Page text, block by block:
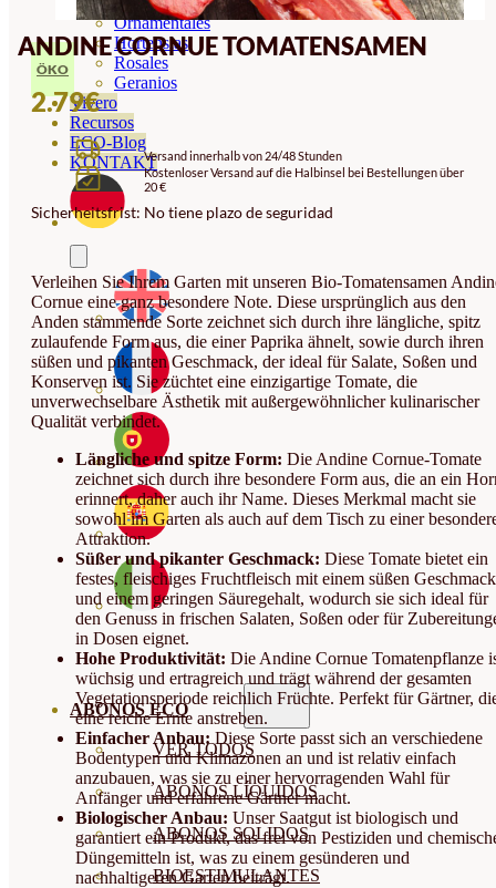
Ornamentales
Hortensias
Rosales
Geranios
Vivero
Recursos
ECO-Blog
KONTAKT
ABONOS ECO
VER TODOS
ABONOS LÍQUIDOS
ABONOS SOLIDOS
BIOESTIMULANTES
ANDINE CORNUE TOMATENSAMEN
ÖKO
2.79€
Versand innerhalb von 24/48 Stunden
Kostenloser Versand auf die Halbinsel bei Bestellungen über
20 €
Sicherheitsfrist: No tiene plazo de seguridad
Verleihen Sie Ihrem Garten mit unseren Bio-Tomatensamen
Cornue eine ganz besondere Note. Diese ursprünglich aus den
Anden stammende Sorte zeichnet sich durch ihre längliche, spitz
zulaufende Form aus, die einer Paprika ähnelt, sowie durch ihren
süßen und pikanten Geschmack, der ideal für Salate, Soßen und
Konserven ist. Sie züchtet eine einzigartige Tomate, die
unverwechselbare Ästhetik mit außergewöhnlicher kulinarischer
Qualität verbindet.
Längliche und spitze Form: Die Andine Cornue-Tomate
zeichnet sich durch ihre besondere Form aus, die an ein
erinnert, daher auch ihr Name. Dieses Merkmal macht sie
sowohl im Garten als auch auf dem Tisch zu einer
Attraktion.
Süßer und pikanter Geschmack: Diese Tomate bietet ein
festes, fleischiges Fruchtfleisch mit einem süßen Geschmack
und einem geringen Säuregehalt, wodurch sie sich ideal für
den Genuss in frischen Salaten, Soßen oder für
in Dosen eignet.
Hohe Produktivität: Die Andine Cornue Tomatenpflanze
wüchsig und ertragreich und trägt während der gesamten
Vegetationsperiode reichlich Früchte. Perfekt für Gärtner,
eine reiche Ernte anstreben.
Einfacher Anbau: Diese Sorte passt sich an verschiedene
Bodentypen und Klimazonen an und ist relativ einfach
anzubauen, was sie zu einer hervorragenden Wahl für
Anfänger und erfahrene Gärtner macht.
Biologischer Anbau: Unser Saatgut ist biologisch und
garantiert ein Produkt, das frei von Pestiziden und
Düngemitteln ist, was zu einem gesünderen und
nachhaltigeren Garten beiträgt.